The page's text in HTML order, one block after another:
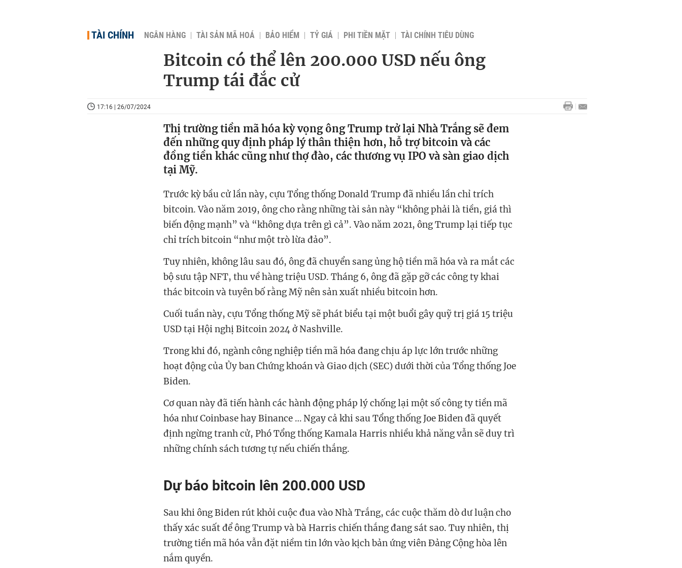
TÀI CHÍNH NGÂN HÀNG TÀI SẢN MÃ HOÁ BẢO HIỂM TỶ GIÁ PHI TIỀN MẶT TÀI CHÍNH TIÊU DÙNG
Bitcoin có thể lên 200.000 USD nếu ông
Trump tái đắc cử
17:16 | 26/07/2024
Thị trường tiền mã hóa kỳ vọng ông Trump trở lại Nhà Trắng sẽ đem
đến những quy định pháp lý thân thiện hơn, hỗ trợ bitcoin và các
đồng tiền khác cũng như thợ đào, các thương vụ IPO và sàn giao dịch
tại Mỹ.
Trước kỳ bầu cử lần này, cựu Tổng thống Donald Trump đã nhiều lần chỉ trích
bitcoin. Vào năm 2019, ông cho rằng những tài sản này “không phải là tiền, giá thì
biến động mạnh” và “không dựa trên gì cả”. Vào năm 2021, ông Trump lại tiếp tục
chỉ trích bitcoin “như một trò lừa đảo”.
Tuy nhiên, không lâu sau đó, ông đã chuyển sang ủng hộ tiền mã hóa và ra mắt các
bộ sưu tập NFT, thu về hàng triệu USD. Tháng 6, ông đã gặp gỡ các công ty khai
thác bitcoin và tuyên bố rằng Mỹ nên sản xuất nhiều bitcoin hơn.
Cuối tuần này, cựu Tổng thống Mỹ sẽ phát biểu tại một buổi gây quỹ trị giá 15 triệu
USD tại Hội nghị Bitcoin 2024 ở Nashville.
Trong khi đó, ngành công nghiệp tiền mã hóa đang chịu áp lực lớn trước những
hoạt động của Ủy ban Chứng khoán và Giao dịch (SEC) dưới thời của Tổng thống Joe
Biden.
Cơ quan này đã tiến hành các hành động pháp lý chống lại một số công ty tiền mã
hóa như Coinbase hay Binance … Ngay cả khi sau Tổng thống Joe Biden đã quyết
định ngừng tranh cử, Phó Tổng thống Kamala Harris nhiều khả năng vẫn sẽ duy trì
những chính sách tương tự nếu chiến thắng.
Dự báo bitcoin lên 200.000 USD
Sau khi ông Biden rút khỏi cuộc đua vào Nhà Trắng, các cuộc thăm dò dư luận cho
thấy xác suất để ông Trump và bà Harris chiến thắng đang sát sao. Tuy nhiên, thị
trường tiền mã hóa vẫn đặt niềm tin lớn vào kịch bản ứng viên Đảng Cộng hòa lên
nắm quyền.